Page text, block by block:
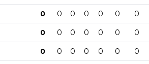
0 0 0 0 0 0 0
0 0 0 0 0 0 0
0 0 0 0 0 0 0